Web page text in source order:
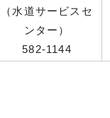
（水道サービスセ
ンター）
582-1144